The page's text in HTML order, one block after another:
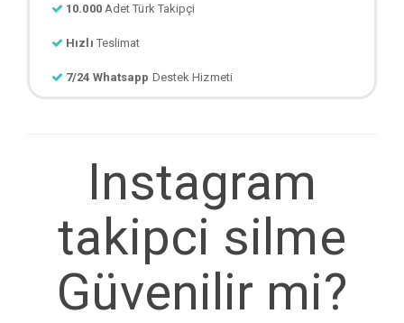
10.000 Adet Türk Takipçi
Hızlı Teslimat
7/24 Whatsapp Destek Hizmeti
Instagram
takipci silme
Güvenilir mi?